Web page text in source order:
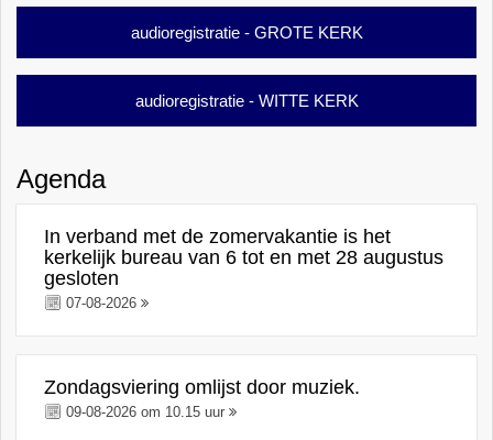
audioregistratie - GROTE KERK
audioregistratie - WITTE KERK
Agenda
In verband met de zomervakantie is het
kerkelijk bureau van 6 tot en met 28 augustus
gesloten
07-08-2026
Zondagsviering omlijst door muziek.
09-08-2026 om 10.15 uur